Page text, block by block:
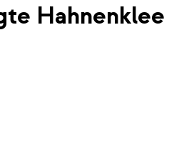
Hahnenklee